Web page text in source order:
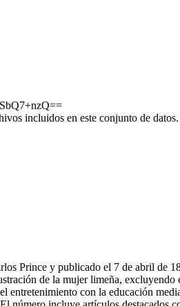
incluidos en este conjunto de datos.
Prince y publicado el 7 de abril de
de la mujer limeña,
con la educación